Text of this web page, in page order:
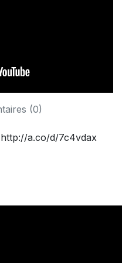
(0)
a.co/d/7c4vdax